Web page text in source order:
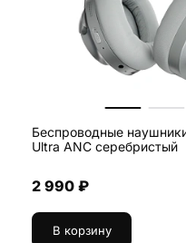
Беспроводные
Ultra ANC серебристый
2 990 ₽
В корзину